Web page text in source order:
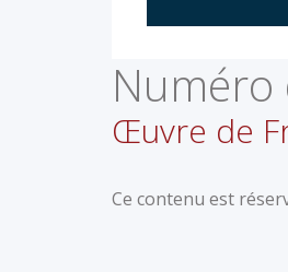
Œuvre de
Ce contenu est